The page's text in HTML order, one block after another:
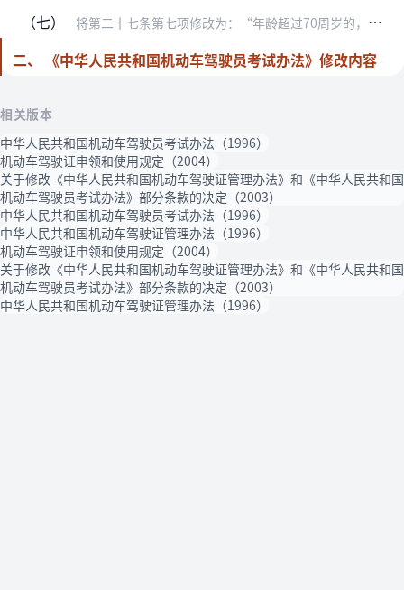
（七） 将第二十七条第七项修改为：“年龄超过70周岁的，但持有小型汽车驾驶证和小型自动挡载客汽车驾驶证的除外；”
二、 《中华人民共和国机动车驾驶员考试办法》修改内容
相关版本
中华人民共和国机动车驾驶员考试办法（1996）
机动车驾驶证申领和使用规定（2004）
关于修改《中华人民共和国机动车驾驶证管理办法》和《中华人民共和国
机动车驾驶员考试办法》部分条款的决定（2003）
中华人民共和国机动车驾驶员考试办法（1996）
中华人民共和国机动车驾驶证管理办法（1996）
机动车驾驶证申领和使用规定（2004）
关于修改《中华人民共和国机动车驾驶证管理办法》和《中华人民共和国
机动车驾驶员考试办法》部分条款的决定（2003）
中华人民共和国机动车驾驶证管理办法（1996）